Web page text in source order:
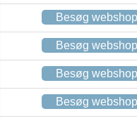
Besøg webshop
Besøg webshop
Besøg webshop
Besøg webshop